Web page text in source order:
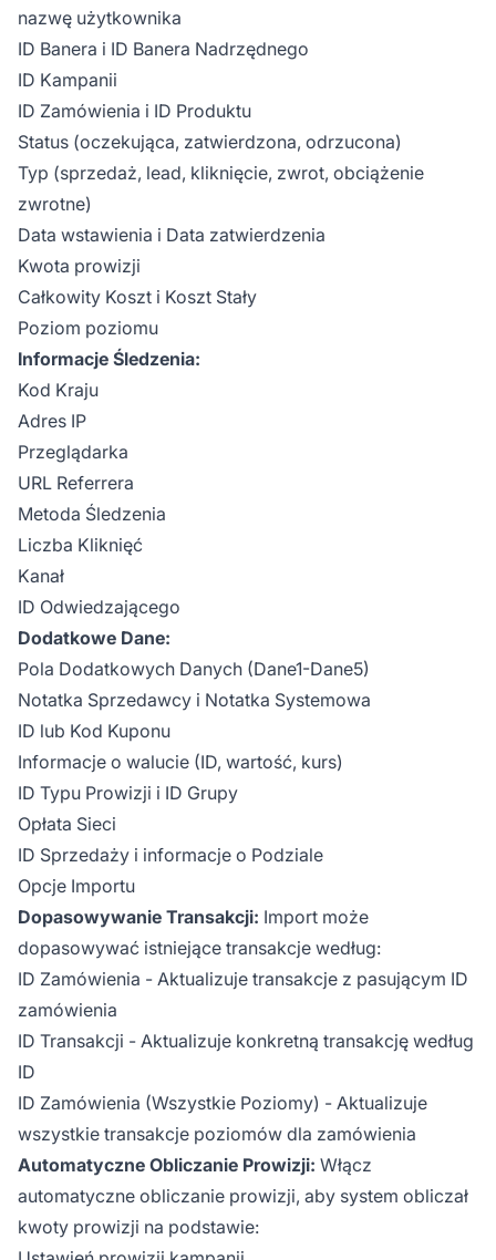
nazwę użytkownika
ID Banera i ID Banera Nadrzędnego
ID Kampanii
ID Zamówienia i ID Produktu
Status (oczekująca, zatwierdzona, odrzucona)
Typ (sprzedaż, lead, kliknięcie, zwrot, obciążenie
zwrotne)
Data wstawienia i Data zatwierdzenia
Kwota prowizji
Całkowity Koszt i Koszt Stały
Poziom poziomu
Informacje Śledzenia:
Kod Kraju
Adres IP
Przeglądarka
URL Referrera
Metoda Śledzenia
Liczba Kliknięć
Kanał
ID Odwiedzającego
Dodatkowe Dane:
Pola Dodatkowych Danych (Dane1-Dane5)
Notatka Sprzedawcy i Notatka Systemowa
ID lub Kod Kuponu
Informacje o walucie (ID, wartość, kurs)
ID Typu Prowizji i ID Grupy
Opłata Sieci
ID Sprzedaży i informacje o Podziale
Opcje Importu
Dopasowywanie Transakcji: Import może
dopasowywać istniejące transakcje według:
ID Zamówienia - Aktualizuje transakcje z pasującym ID
zamówienia
ID Transakcji - Aktualizuje konkretną transakcję według
ID
ID Zamówienia (Wszystkie Poziomy) - Aktualizuje
wszystkie transakcje poziomów dla zamówienia
Automatyczne Obliczanie Prowizji: Włącz
automatyczne obliczanie prowizji, aby system obliczał
kwoty prowizji na podstawie: